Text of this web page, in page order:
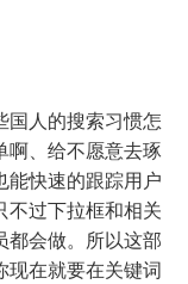
国人的搜索习惯怎
啊、给不愿意去琢
能快速的跟踪用户
不过下拉框和相关
都会做。所以这部
现在就要在关键词